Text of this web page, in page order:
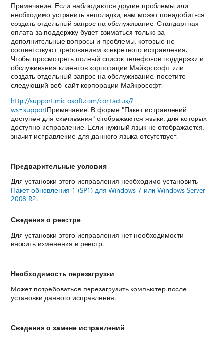
Примечание. Если наблюдаются другие проблемы или
необходимо устранить неполадки, вам может понадобиться
создать отдельный запрос на обслуживание. Стандартная
оплата за поддержку будет взиматься только за
дополнительные вопросы и проблемы, которые не
соответствуют требованиям конкретного исправления.
Чтобы просмотреть полный список телефонов поддержки и
обслуживания клиентов корпорации Майкрософт или
создать отдельный запрос на обслуживание, посетите
следующий веб-сайт корпорации Майкрософт:
http://support.microsoft.com/contactus/?
ws=supportПримечание. В форме "Пакет исправлений
доступен для скачивания" отображаются языки, для которых
доступно исправление. Если нужный язык не отображается,
значит исправление для данного языка отсутствует.
Предварительные условия
Для установки этого исправления необходимо установить
Пакет обновления 1 (SP1) для Windows 7 или Windows Server
2008 R2.
Сведения о реестре
Для установки этого исправления нет необходимости
вносить изменения в реестр.
Необходимость перезагрузки
Может потребоваться перезагрузить компьютер после
установки данного исправления.
Сведения о замене исправлений